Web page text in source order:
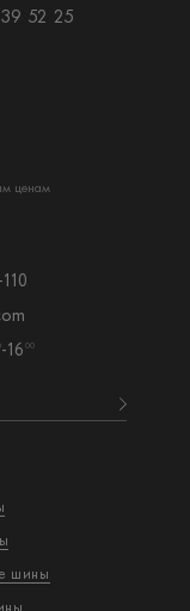
52 25
ценам
шины
-16 00